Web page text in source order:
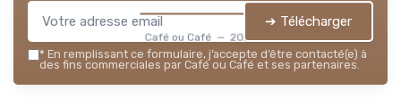
Café ou Café — 2026
➔ Télécharger
* En remplissant ce formulaire, j’accepte d’être contacté(e) à
des fins commerciales par Café ou Café et ses partenaires.